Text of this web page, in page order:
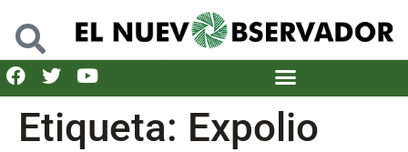
Etiqueta: Expolio